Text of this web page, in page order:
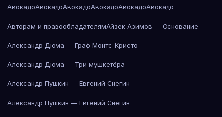
АвокадоАвокадоАвокадоАвокадоАвокадоАвокадо
Авторам и правообладателямАйзек Азимов — Основание
Александр Дюма — Граф Монте-Кристо
Александр Дюма — Три мушкетёра
Александр Пушкин — Евгений Онегин
Александр Пушкин — Евгений Онегин